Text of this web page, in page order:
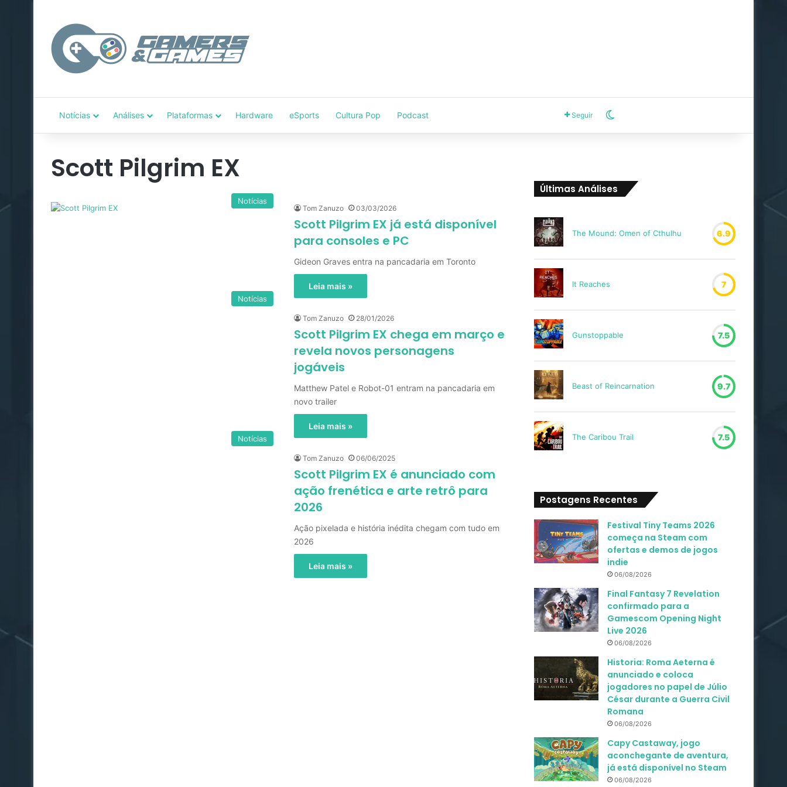
Notícias Análises Plataformas Hardware eSports Cultura Pop Podcast Seguir
Scott Pilgrim EX
Notícias
Tom Zanuzo 03/03/2026
Scott Pilgrim EX já está disponível
para consoles e PC
Gideon Graves entra na pancadaria em Toronto
Leia mais »
Notícias
Tom Zanuzo 28/01/2026
Scott Pilgrim EX chega em março e
revela novos personagens
jogáveis
Matthew Patel e Robot-01 entram na pancadaria em
novo trailer
Leia mais »
Notícias
Tom Zanuzo 06/06/2025
Scott Pilgrim EX é anunciado com
ação frenética e arte retrô para
2026
Ação pixelada e história inédita chegam com tudo em
2026
Leia mais »
Últimas Análises
The Mound: Omen of Cthulhu 6.9
It Reaches 7
Gunstoppable 7.5
Beast of Reincarnation 9.7
The Caribou Trail 7.5
Postagens Recentes
Festival Tiny Teams 2026
começa na Steam com
ofertas e demos de jogos
indie
06/08/2026
Final Fantasy 7 Revelation
confirmado para a
Gamescom Opening Night
Live 2026
06/08/2026
Historia: Roma Aeterna é
anunciado e coloca
jogadores no papel de Júlio
César durante a Guerra Civil
Romana
06/08/2026
Capy Castaway, jogo
aconchegante de aventura,
já está disponível no Steam
06/08/2026